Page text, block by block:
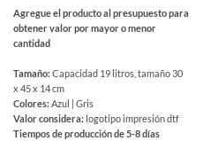
Agregue el producto al presupuesto para
obtener valor por mayor o menor
cantidad
Tamaño:Capacidad 19 litros, tamaño 30
x 45 x 14 cm
Colores:Azul | Gris
Valor considera: logotipo impresión dtf
Tiempos de producción de 5-8 días